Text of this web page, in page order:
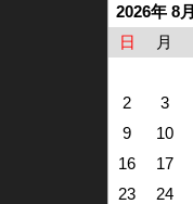
2026年 8月
日
月
2
3
9
10
16
17
23
24